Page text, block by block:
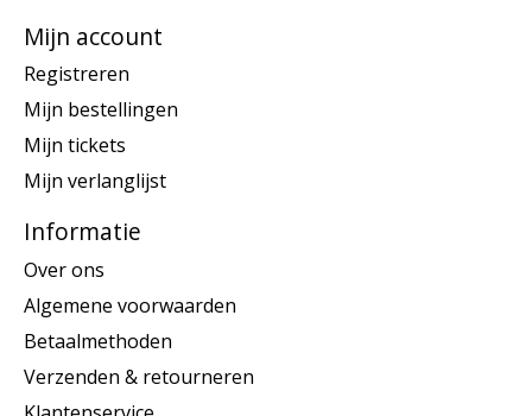
Mijn account
Registreren
Mijn bestellingen
Mijn tickets
Mijn verlanglijst
Informatie
Over ons
Algemene voorwaarden
Betaalmethoden
Verzenden & retourneren